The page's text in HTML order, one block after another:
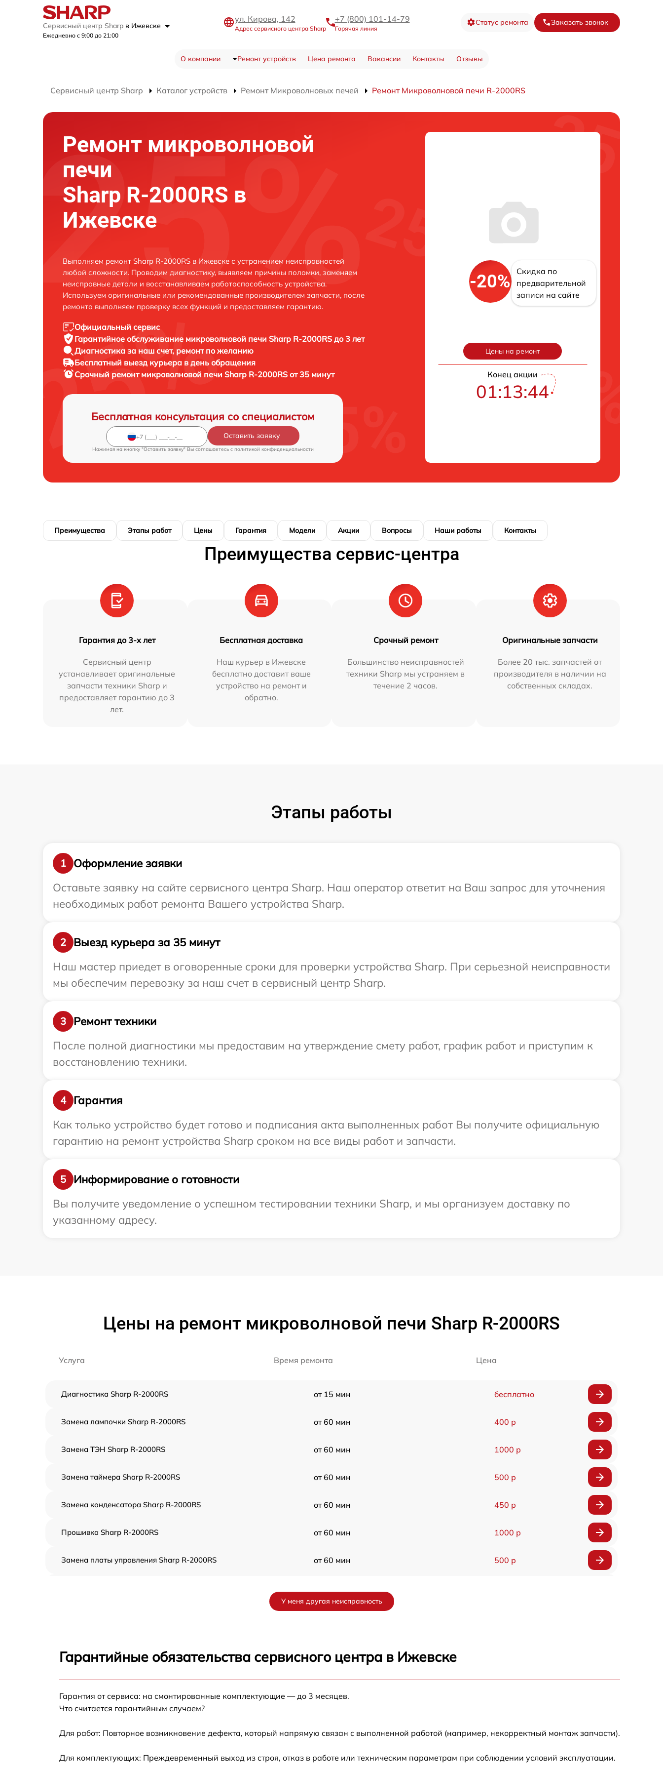
Сервисный центр Sharp в Ижевске
Ежедневно с 9:00 до 21:00
ул. Кирова, 142
Адрес сервисного центра Sharp
+7 (800) 101-14-79
Горячая линия
Статус ремонта Заказать звонок
О компании Ремонт устройств Цена ремонта Вакансии Контакты Отзывы
Сервисный центр Sharp Каталог устройств Ремонт Микроволновых печей Ремонт Микроволновой печи R-2000RS
Ремонт микроволновой
печи
Sharp R-2000RS в
Ижевске
Выполняем ремонт Sharp R-2000RS в Ижевске с устранением неисправностей
любой сложности. Проводим диагностику, выявляем причины поломки, заменяем
неисправные детали и восстанавливаем работоспособность устройства.
Используем оригинальные или рекомендованные производителем запчасти, после
ремонта выполняем проверку всех функций и предоставляем гарантию.
Официальный сервис
Гарантийное обслуживание микроволновой печи Sharp R-2000RS до 3 лет
Диагностика за наш счет, ремонт по желанию
Бесплатный выезд курьера в день обращения
Срочный ремонт микроволновой печи Sharp R-2000RS от 35 минут
Бесплатная консультация со специалистом
Оставить заявку
Нажимая на кнопку "Оставить заявку" Вы соглашаетесь c политикой конфиденциальности
-20%
Скидка по
предварительной
записи на сайте
Цены на ремонт
Конец акции
01:13:43
Преимущества Этапы работ Цены Гарантия Модели Акции Вопросы Наши работы Контакты
Преимущества сервис-центра
Гарантия до 3-х лет
Сервисный центр
устанавливает оригинальные
запчасти техники Sharp и
предоставляет гарантию до 3
лет.
Бесплатная доставка
Наш курьер в Ижевске
бесплатно доставит ваше
устройство на ремонт и
обратно.
Срочный ремонт
Большинство неисправностей
техники Sharp мы устраняем в
течение 2 часов.
Оригинальные запчасти
Более 20 тыс. запчастей от
производителя в наличии на
собственных складах.
Этапы работы
1
Оформление заявки
Оставьте заявку на сайте сервисного центра Sharp. Наш оператор ответит на Ваш запрос для уточнения
необходимых работ ремонта Вашего устройства Sharp.
2
Выезд курьера за 35 минут
Наш мастер приедет в оговоренные сроки для проверки устройства Sharp. При серьезной неисправности
мы обеспечим перевозку за наш счет в сервисный центр Sharp.
3
Ремонт техники
После полной диагностики мы предоставим на утверждение смету работ, график работ и приступим к
восстановлению техники.
4
Гарантия
Как только устройство будет готово и подписания акта выполненных работ Вы получите официальную
гарантию на ремонт устройства Sharp сроком на все виды работ и запчасти.
5
Информирование о готовности
Вы получите уведомление о успешном тестировании техники Sharp, и мы организуем доставку по
указанному адресу.
Цены на ремонт микроволновой печи Sharp R-2000RS
Услуга Время ремонта Цена
Диагностика Sharp R-2000RS от 15 мин бесплатно
Замена лампочки Sharp R-2000RS от 60 мин 400 р
Замена ТЭН Sharp R-2000RS от 60 мин 1000 р
Замена таймера Sharp R-2000RS от 60 мин 500 р
Замена конденсатора Sharp R-2000RS от 60 мин 450 р
Прошивка Sharp R-2000RS от 60 мин 1000 р
Замена платы управления Sharp R-2000RS от 60 мин 500 р
Ремонт волновода Sharp R-2000RS от 60 мин
2000RS
Замена блока управления Sharp R-2000RS от 60 мин 590 р
У меня другая неисправность
Гарантийные обязательства сервисного центра в Ижевске
Гарантия от сервиса: на смонтированные комплектующие — до 3 месяцев.
Что считается гарантийным случаем?
Для работ: Повторное возникновение дефекта, который напрямую связан с выполненной работой (например, некорректный монтаж запчасти).
Для комплектующих: Преждевременный выход из строя, отказ в работе или техническим параметрам при соблюдении условий эксплуатации.